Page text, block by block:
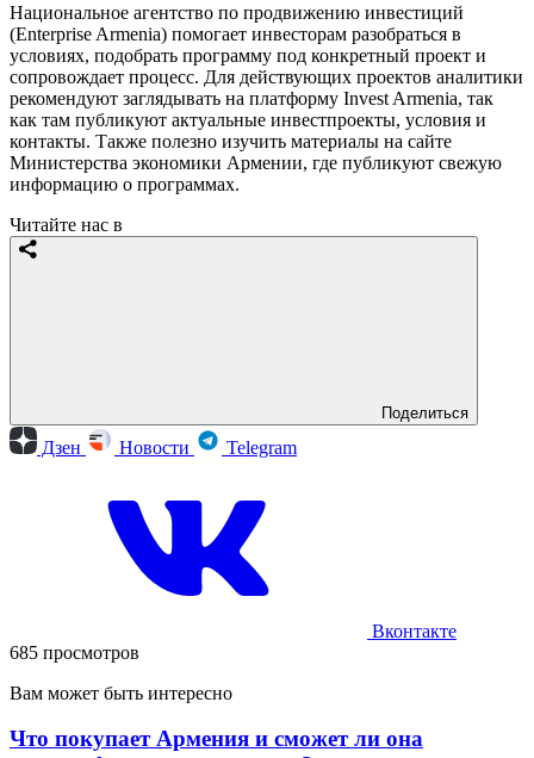
Национальное агентство по продвижению инвестиций
(Enterprise Armenia) помогает инвесторам разобраться в
условиях, подобрать программу под конкретный проект и
сопровождает процесс. Для действующих проектов аналитики
рекомендуют заглядывать на платформу Invest Armenia, так
как там публикуют актуальные инвестпроекты, условия и
контакты. Также полезно изучить материалы на сайте
Министерства экономики Армении, где публикуют свежую
информацию о программах.
Читайте нас в
Поделиться
Дзен Новости Telegram
Вконтакте
685 просмотров
Вам может быть интересно
Что покупает Армения и сможет ли она